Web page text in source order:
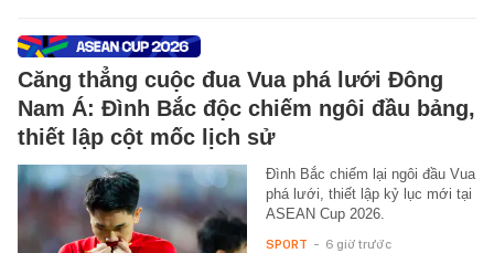
Căng thẳng cuộc đua Vua phá lưới Đông
Nam Á: Đình Bắc độc chiếm ngôi đầu bảng,
thiết lập cột mốc lịch sử
Đình Bắc chiếm lại ngôi đầu Vua
phá lưới, thiết lập kỷ lục mới tại
ASEAN Cup 2026.
SPORT - 6 giờ trước